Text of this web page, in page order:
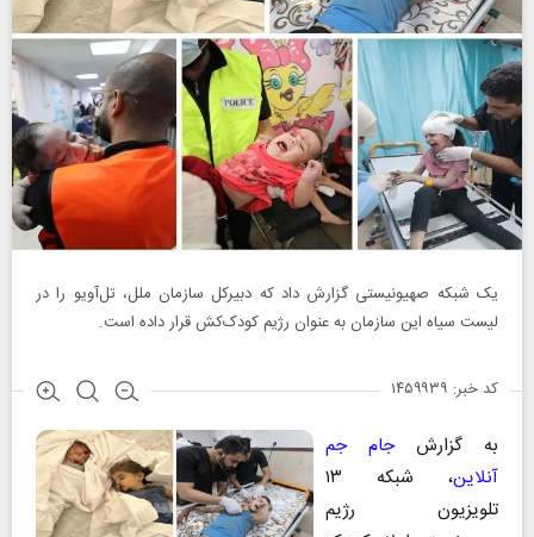
یک شبکه صهیونیستی گزارش داد که دبیرکل سازمان ملل، تل‌آویو را در
لیست سیاه این سازمان به عنوان رژیم کودک‌کش قرار داده است.
کد خبر: ۱۴۵۹۹۳۹
به گزارشجام جم
آنلاین
، شبکه ۱۳
تلویزیون رژیم